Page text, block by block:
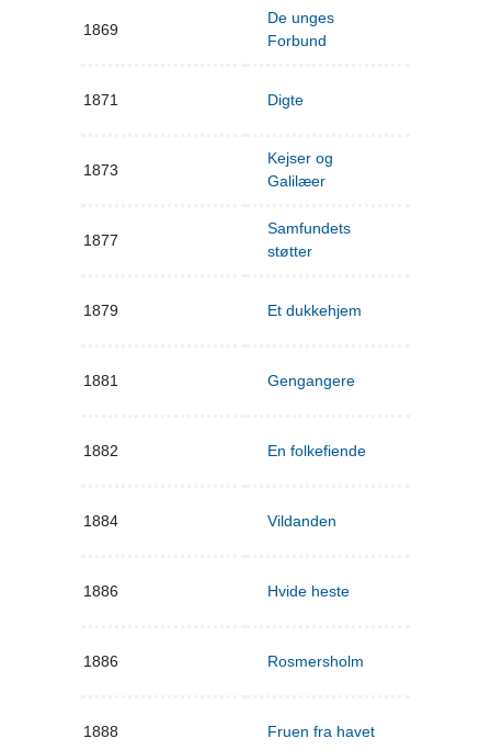
1869
De unges
Forbund
1871 Digte
1873
Kejser og
Galilæer
1877
Samfundets
støtter
1879 Et dukkehjem
1881 Gengangere
1882 En folkefiende
1884 Vildanden
1886 Hvide heste
1886 Rosmersholm
1888 Fruen fra havet